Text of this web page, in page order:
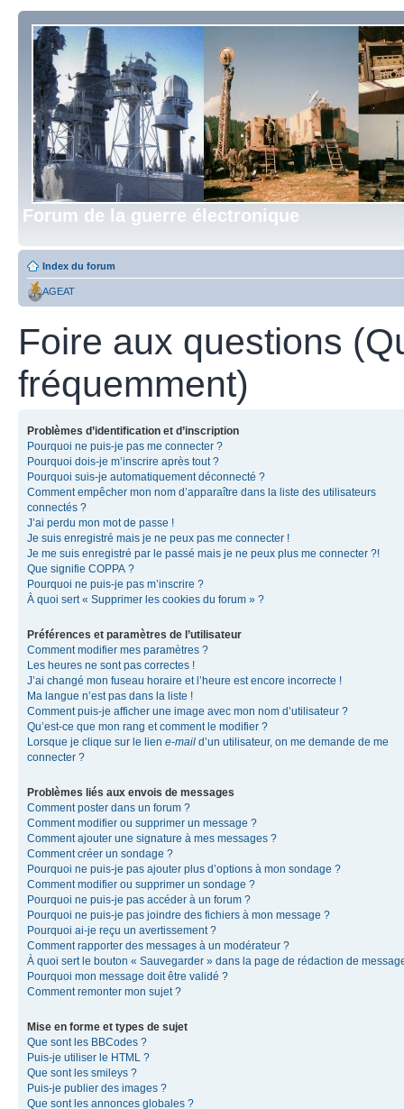
Forum de la guerre électronique
Index du forum
AGEAT
Foire aux questions
fréquemment)
Problèmes d’identification et d’inscription
Pourquoi ne puis-je pas me connecter ?
Pourquoi dois-je m’inscrire après tout ?
Pourquoi suis-je automatiquement déconnecté ?
Comment empêcher mon nom d’apparaître dans la liste des utilisateurs
connectés ?
J’ai perdu mon mot de passe !
Je suis enregistré mais je ne peux pas me connecter !
Je me suis enregistré par le passé mais je ne peux plus me connecter ?!
Que signifie COPPA ?
Pourquoi ne puis-je pas m’inscrire ?
À quoi sert « Supprimer les cookies du forum » ?
Préférences et paramètres de l’utilisateur
Comment modifier mes paramètres ?
Les heures ne sont pas correctes !
J’ai changé mon fuseau horaire et l’heure est encore incorrecte !
Ma langue n’est pas dans la liste !
Comment puis-je afficher une image avec mon nom d’utilisateur ?
Qu’est-ce que mon rang et comment le modifier ?
Lorsque je clique sur le lien e-mail d’un utilisateur, on me demande de me
connecter ?
Problèmes liés aux envois de messages
Comment poster dans un forum ?
Comment modifier ou supprimer un message ?
Comment ajouter une signature à mes messages ?
Comment créer un sondage ?
Pourquoi ne puis-je pas ajouter plus d’options à mon sondage ?
Comment modifier ou supprimer un sondage ?
Pourquoi ne puis-je pas accéder à un forum ?
Pourquoi ne puis-je pas joindre des fichiers à mon message ?
Pourquoi ai-je reçu un avertissement ?
Comment rapporter des messages à un modérateur ?
À quoi sert le bouton « Sauvegarder » dans la page de rédaction de
Pourquoi mon message doit être validé ?
Comment remonter mon sujet ?
Mise en forme et types de sujet
Que sont les BBCodes ?
Puis-je utiliser le HTML ?
Que sont les smileys ?
Puis-je publier des images ?
Que sont les annonces globales ?